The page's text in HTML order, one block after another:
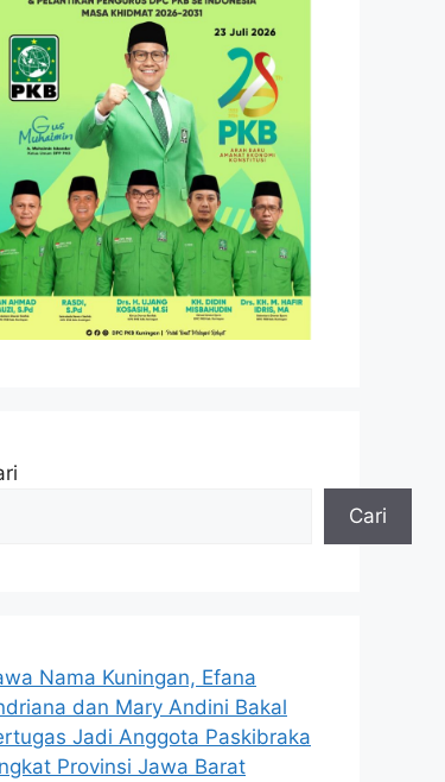
Cari
Nama Kuningan, Efana
dan Mary Andini Bakal
Jadi Anggota Paskibraka
Provinsi Jawa Barat